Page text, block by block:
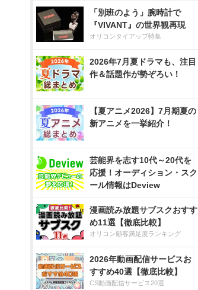
「別班のよう」腕時計で
『VIVANT』の世界観再現
オリコンタイアップ特集
2026年7月夏ドラマも、注目
作＆話題作が勢ぞろい！
【夏アニメ2026】7月期夏の
新アニメを一挙紹介！
芸能界を志す10代～20代を
応援！オーディション・スク
ール情報はDeview
漫画読み放題サブスクおすす
め11選【徹底比較】
オリコン顧客満足度ランキング
2026年動画配信サービスお
すすめ40選【徹底比較】
CS動画配信サービス20選